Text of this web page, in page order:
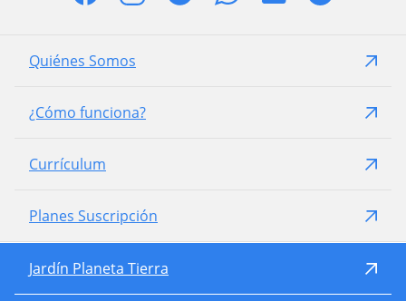
Quiénes Somos
¿Cómo funciona?
Currículum
Planes Suscripción
Jardín Planeta Tierra